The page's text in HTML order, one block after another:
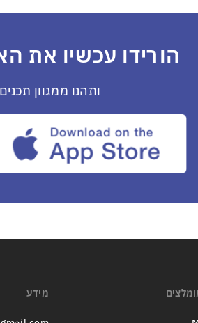
הורידו עכשיו את
ותהנו ממגוון
מידע